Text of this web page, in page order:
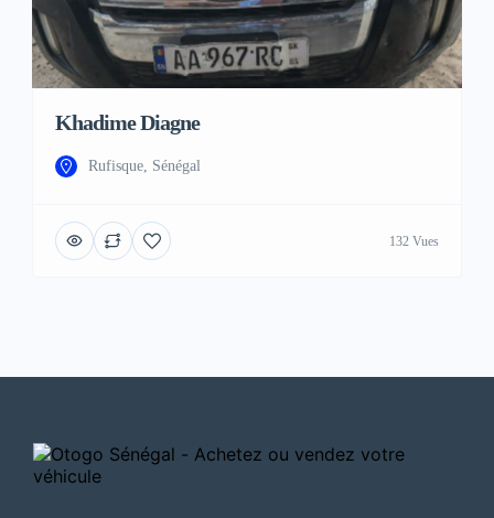
Khadime Diagne
Rufisque, Sénégal
132 Vues